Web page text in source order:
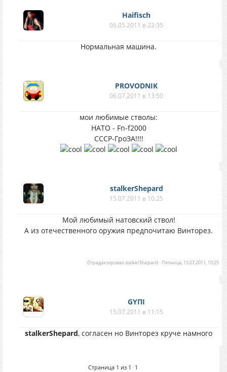
Haifisch
06.05.2011 в 22:35
Нормальная машина.
PROVODNIK
06.07.2011 в 13:50
мои любимые стволы:
НАТО - Fn-f2000
СССР-ГроЗА!!!!
stalkerShepard
15.07.2011 в 10:25
Мой любимый натовский ствол!
А из отечественного оружия предпочитаю Винторез.
ОтредактировалstalkerShepard - Пятница, 15.07.2011, 10:25
GYПІ
15.07.2011 в 11:15
stalkerShepard, согласен но Винторез круче намного
Страница 1 из 1 1